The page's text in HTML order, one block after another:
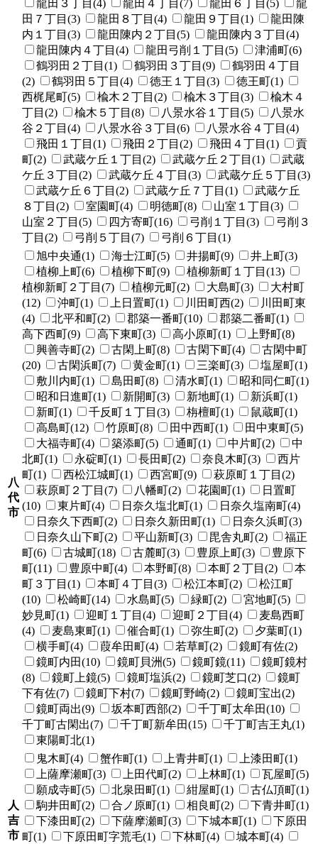
龍田３丁目(4) 龍田４丁目(7) 龍田６丁目(5)
龍
田７丁目(3)
龍田８丁目(4) 龍田９丁目(1)
龍田陳
内１丁目(3)
龍田陳内２丁目(5)
龍田陳内３丁目(4)
龍田陳内４丁目(4)
龍田弓削１丁目(5)
津浦町(6)
鶴羽田２丁目(1)
鶴羽田３丁目(9)
鶴羽田４丁目
(2)
鶴羽田５丁目(4) 徳王１丁目(3)
徳王町(1)
西梶尾町(5)
楡木２丁目(2) 楡木３丁目(3)
楡木４
丁目(2)
楡木５丁目(8) 八景水谷１丁目(5)
八景水
谷２丁目(4)
八景水谷３丁目(6)
八景水谷４丁目(4)
飛田１丁目(1)
飛田２丁目(2) 飛田４丁目(1)
貢
町(2)
武蔵ケ丘１丁目(2) 武蔵ケ丘２丁目(1)
武蔵
ケ丘３丁目(2)
武蔵ケ丘４丁目(3)
武蔵ケ丘５丁目(3)
武蔵ケ丘６丁目(2)
武蔵ケ丘７丁目(1)
武蔵ケ丘
８丁目(2)
室園町(4) 明徳町(8)
山室１丁目(3)
山室２丁目(5)
四方寄町(16) 弓削１丁目(3)
弓削３
丁目(2)
弓削５丁目(7) 弓削６丁目(1)
八
代
市
旭中央通(1) 海士江町(5) 井揚町(9)
井上町(3)
植柳上町(6)
植柳下町(9)
植柳新町１丁目(13)
植柳新町２丁目(7)
植柳元町(2) 大島町(3)
大村町
(12)
沖町(1) 上日置町(1) 川田町西(2)
川田町東
(4)
北平和町(2) 郡築一番町(10)
郡築二番町(1)
高下西町(9)
高下東町(3) 高小原町(1)
上野町(8)
興善寺町(2)
古閑上町(8) 古閑下町(4)
古閑中町
(20)
古閑浜町(7) 黄金町(1) 三楽町(3)
塩屋町(1)
敷川内町(1)
島田町(8) 清水町(1)
昭和同仁町(1)
昭和日進町(1)
新開町(3) 新地町(1)
新浜町(1)
新町(1)
千反町１丁目(3) 栴檀町(1)
鼠蔵町(1)
高島町(12)
竹原町(8) 田中西町(1)
田中東町(5)
大福寺町(4)
築添町(5) 通町(1) 中片町(2)
中
北町(1)
永碇町(1) 長田町(2) 奈良木町(3)
西片
町(1)
西松江城町(1) 西宮町(9)
萩原町１丁目(2)
萩原町２丁目(7)
八幡町(2) 花園町(1)
日置町
(10)
東片町(4) 日奈久塩北町(1)
日奈久塩南町(4)
日奈久下西町(2)
日奈久新田町(1)
日奈久浜町(3)
日奈久山下町(2)
平山新町(3) 毘舎丸町(2)
福正
町(6)
古城町(18) 古麓町(3) 豊原上町(3)
豊原下
町(11)
豊原中町(4) 本野町(8) 本町２丁目(2)
本
町３丁目(1)
本町４丁目(3) 松江本町(2)
松江町
(10)
松崎町(14) 水島町(5) 緑町(2)
宮地町(5)
妙見町(1)
迎町１丁目(4) 迎町２丁目(4)
麦島西町
(4)
麦島東町(1) 催合町(1) 弥生町(2)
夕葉町(1)
横手町(4)
葭牟田町(4) 若草町(2)
鏡町有佐(2)
鏡町内田(10)
鏡町貝洲(5) 鏡町鏡(11)
鏡町鏡村
(8)
鏡町上鏡(5) 鏡町塩浜(2) 鏡町芝口(2)
鏡町
下有佐(7)
鏡町下村(7) 鏡町野崎(2)
鏡町宝出(2)
鏡町両出(9)
坂本町西部(2)
千丁町太牟田(10)
千丁町古閑出(7)
千丁町新牟田(15)
千丁町吉王丸(1)
東陽町北(1)
人
吉
市
鬼木町(4) 蟹作町(1) 上青井町(1)
上漆田町(1)
上薩摩瀬町(3)
上田代町(2) 上林町(1)
瓦屋町(5)
願成寺町(5)
北泉田町(1) 紺屋町(1)
古仏頂町(1)
駒井田町(2)
合ノ原町(1) 相良町(2)
下青井町(1)
下漆田町(2)
下薩摩瀬町(3) 下城本町(1)
下原田
町(1)
下原田町字荒毛(1) 下林町(4)
城本町(4)